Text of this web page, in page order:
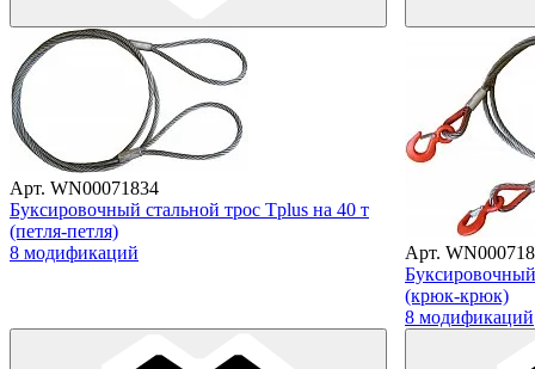
Арт. WN00071834
Буксировочный стальной трос Tplus на 40 т
(петля-петля)
8 модификаций
Арт.
(крюк-крюк)
8 модификаций